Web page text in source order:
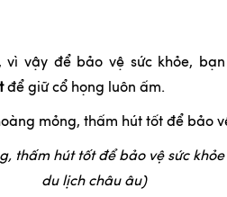
vì vậy để bảo vệ sức khỏe,
để giữ cổ họng luôn ấm.
thấm hút tốt để bảo vệ sức
du lịch châu âu)